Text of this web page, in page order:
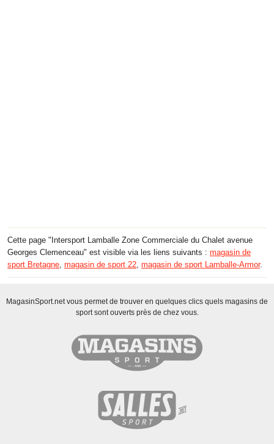
Cette page "Intersport Lamballe Zone Commerciale du Chalet avenue
Georges Clemenceau" est visible via les liens suivants : magasin de
sport Bretagne magasin de sport 22 magasin de sport Lamballe-Armor.
MagasinSport.net vous permet de trouver en quelques clics quels magasins de
sport sont ouverts près de chez vous.